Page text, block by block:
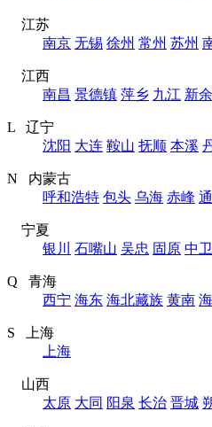
江苏
南京 无锡 徐州 常州 苏州
江西
南昌 景德镇 萍乡 九江 新余
L 辽宁
沈阳 大连 鞍山 抚顺 本溪
N 内蒙古
呼和浩特 包头 乌海 赤峰
宁夏
银川
石嘴山 吴忠 固原 中卫
Q 青海
西宁 海东 海北藏族 黄南
S 上海
上海
山西
太原 大同 阳泉 长治 晋城